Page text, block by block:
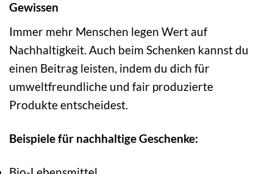
Gewissen
Immer mehr Menschen legen Wert auf
Nachhaltigkeit. Auch beim Schenken kannst du
einen Beitrag leisten, indem du dich für
umweltfreundliche und fair produzierte
Produkte entscheidest.
Beispiele für nachhaltige Geschenke: